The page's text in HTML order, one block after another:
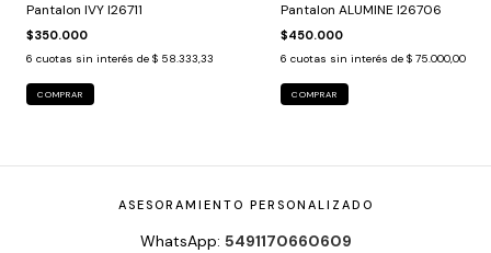
Pantalon IVY I26711
$350.000
6 cuotas sin interés de $ 58.333,33
COMPRAR
Pantalon ALUMINE I26706
$450.000
6 cuotas sin interés de $ 75.000,00
COMPRAR
ASESORAMIENTO PERSONALIZADO
WhatsApp: 5491170660609